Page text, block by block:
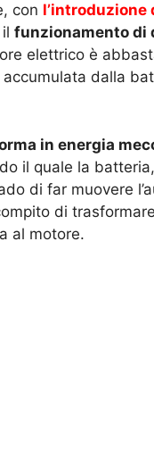
con l’introduzione
funzionamento di
elettrico è
dalla
in energia
il quale la
di far muovere
di
al motore.